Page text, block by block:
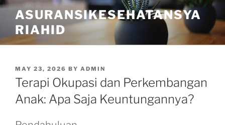
Skip
content
ASURANSIKESEHATANSYA
RIAHID
POSTED
ON
MAY 23, 2026 BY ADMIN
Terapi Okupasi dan Perkembangan
Anak: Apa Saja Keuntungannya?